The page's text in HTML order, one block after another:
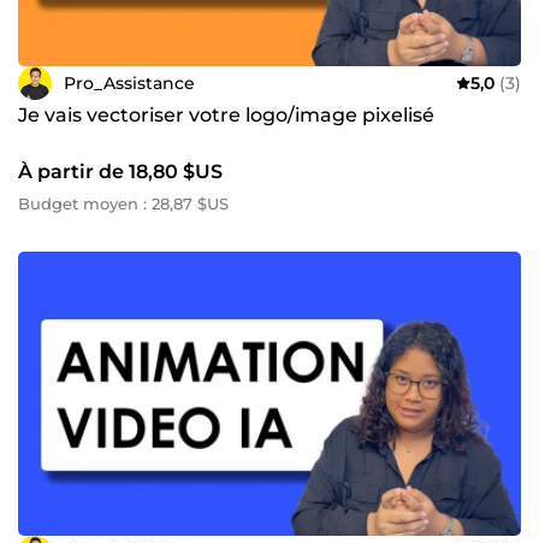
Pro_Assistance 5,0 (3)
Je vais vectoriser votre logo/image pixelisé
À partir de 18,80 $US
Budget moyen : 28,87 $US